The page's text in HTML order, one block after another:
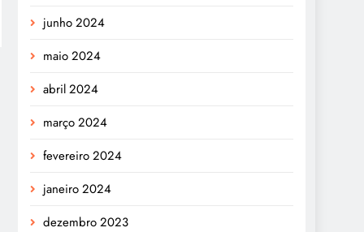
junho 2024
maio 2024
abril 2024
março 2024
fevereiro 2024
janeiro 2024
dezembro 2023